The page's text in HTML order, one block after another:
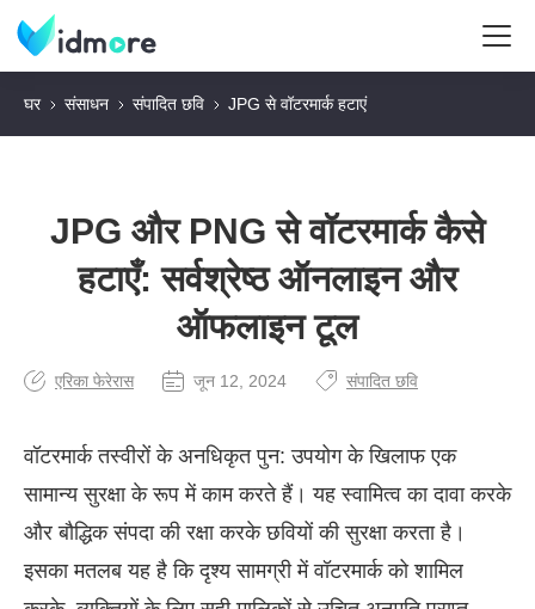
घर संसाधन संपादित छवि JPG से वॉटरमार्क हटाएं
JPG और PNG से वॉटरमार्क कैसे
हटाएँ: सर्वश्रेष्ठ ऑनलाइन और
ऑफलाइन टूल
एरिका फेरेरास जून 12, 2024 संपादित छवि
वॉटरमार्क तस्वीरों के अनधिकृत पुन: उपयोग के खिलाफ एक
सामान्य सुरक्षा के रूप में काम करते हैं। यह स्वामित्व का दावा करके
और बौद्धिक संपदा की रक्षा करके छवियों की सुरक्षा करता है।
इसका मतलब यह है कि दृश्य सामग्री में वॉटरमार्क को शामिल